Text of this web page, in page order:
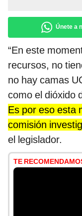
Únete a
“En este
recursos, no
no hay camas
como el dióxido
Es por eso esta
comisión
el legislador.
TE